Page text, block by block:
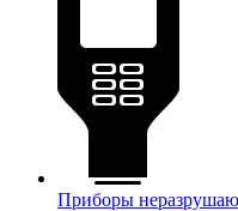
Приборы